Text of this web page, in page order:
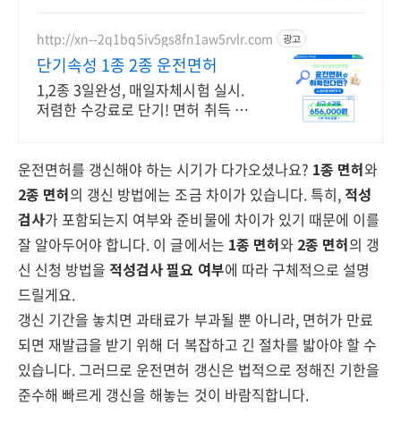
http://xn--2q1bq5iv5gs8fn1aw5rvlr.com 광고
단기속성 1종 2종 운전면허
1,2종 3일완성, 매일자체시험 실시.
저렴한 수강료로 단기! 면허 취득 가
운전면허를 갱신해야 하는 시기가 다가오셨나요? 1종 면허와
2종 면허의 갱신 방법에는 조금 차이가 있습니다. 특히, 적성
검사가 포함되는지 여부와 준비물에 차이가 있기 때문에 이를
잘 알아두어야 합니다. 이 글에서는 1종 면허와 2종 면허의 갱
신 신청 방법을 적성검사 필요 여부에 따라 구체적으로 설명
드릴게요.
갱신 기간을 놓치면 과태료가 부과될 뿐 아니라, 면허가 만료
되면 재발급을 받기 위해 더 복잡하고 긴 절차를 밟아야 할 수
있습니다. 그러므로 운전면허 갱신은 법적으로 정해진 기한을
준수해 빠르게 갱신을 해놓는 것이 바람직합니다.